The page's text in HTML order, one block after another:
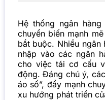
Hệ thống ngân
chuyển biến mạnh
bắt buộc. Nhiều
nhập vào các ngân
cho việc tái cơ cấu
động. Đáng chú ý,
áo số”, đẩy mạnh
xu hướng phát triển